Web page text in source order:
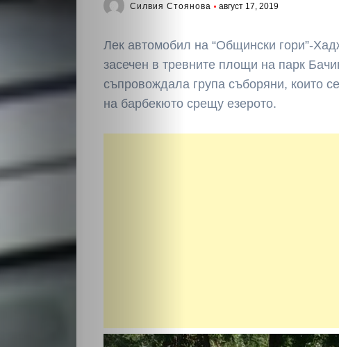
Силвия Стоянова август 17, 2019
Лек автомобил на “Общински гори”-
засечен в тревните площи на парк
съпровождала група съборяни, които
на барбекюто срещу езерото.